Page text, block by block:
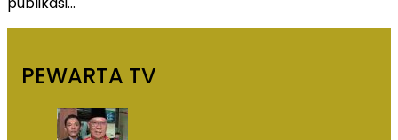
PEWARTA TV